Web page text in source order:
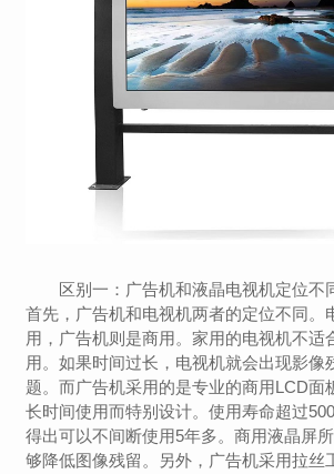
区别一：广告机和液晶电视机定位不
首先，广告机和电视机两者的定位不同。
用，广告机则是商用。家用的电视机不适
用。如果时间过长，电视机就会出现影像
题。而广告机采用的是专业的商用LCD面
长时间使用而特别设计。使用寿命超过
得出可以不间断使用5年多。商用液晶屏
够降低图像残留。另外，广告机采用拉丝